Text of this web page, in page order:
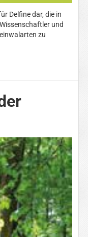
Delfine dar, die in
und
zu